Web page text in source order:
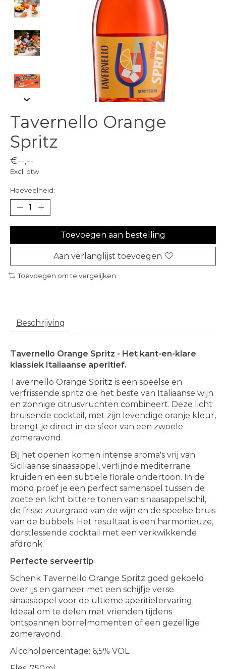
Tavernello Orange
Spritz
€--,--
Excl. btw
Hoeveelheid:
Toevoegen aan bestelling
Aan verlanglijst toevoegen
Toevoegen om te vergelijken
Beschrijving
Tavernello Orange Spritz - Het kant-en-klare
klassiek Italiaanse aperitief.
Tavernello Orange Spritz is een speelse en
verfrissende spritz die het beste van Italiaanse wijn
en zonnige citrusvruchten combineert. Deze licht
bruisende cocktail, met zijn levendige oranje kleur,
brengt je direct in de sfeer van een zwoele
zomeravond.
Bij het openen komen intense aroma's vrij van
Siciliaanse sinaasappel, verfijnde mediterrane
kruiden en een subtiele florale ondertoon. In de
mond proef je een perfect samenspel tussen de
zoete en licht bittere tonen van sinaasappelschil,
de frisse zuurgraad van de wijn en de speelse bruis
van de bubbels. Het resultaat is een harmonieuze,
dorstlessende cocktail met een verkwikkende
afdronk.
Perfecte serveertip
Schenk Tavernello Orange Spritz goed gekoeld
over ijs en garneer met een schijfje verse
sinaasappel voor de ultieme aperitiefervaring.
Ideaal om te delen met vrienden tijdens
ontspannen borrelmomenten of een gezellige
zomeravond.
Alcoholpercentage: 6,5% VOL.